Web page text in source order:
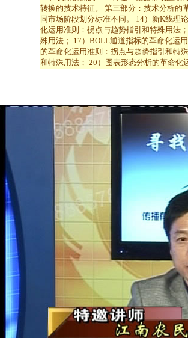
转换的技术特征。 第三部分：技术分析的
同市场阶段划分标准不同。 14）新K线理
化运用准则：拐点与趋势指引和特殊用法
殊用法； 17）BOLL通道指标的革命化运
的革命化运用准则：拐点与趋势指引和特
和特殊用法； 20）图表形态分析的革命